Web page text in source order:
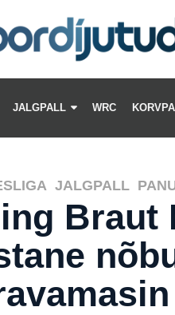
JALGPALL WRC
JALGPALL ,
Braut